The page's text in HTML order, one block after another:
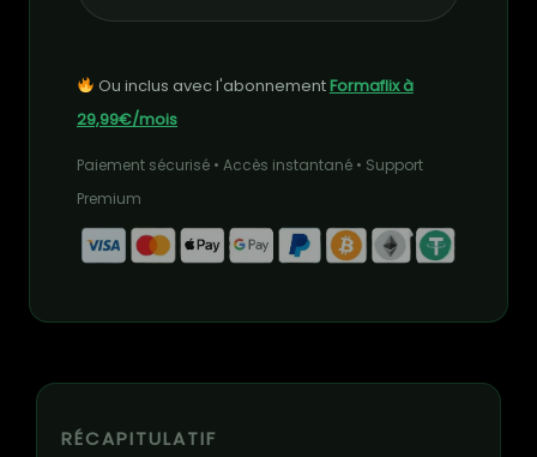
Ou inclus avec l'abonnementFormaflix à
29,99€/mois
Paiement sécurisé • Accès instantané • Support
Premium
RÉCAPITULATIF